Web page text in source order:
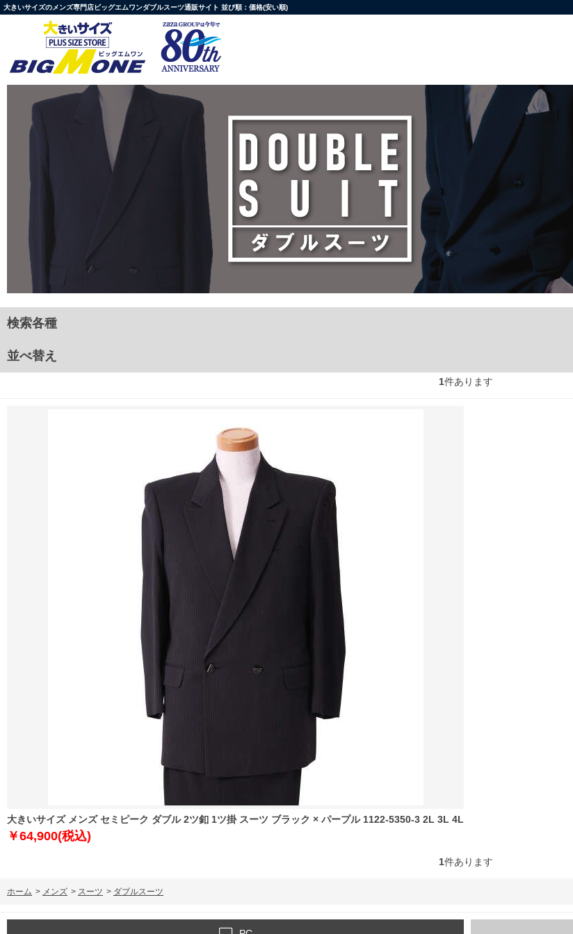
大きいサイズのメンズ専門店ビッグエムワンダブルスーツ通販サイト 並び順：価格(安い順)
検索各種
並べ替え
1件あります
大きいサイズ メンズ セミピーク ダブル 2ツ釦 1ツ掛 スーツ ブラック × パープル 1122-5350-3 2L 3L 4L
￥64,900(税込)
1件あります
ホーム > メンズ > スーツ > ダブルスーツ